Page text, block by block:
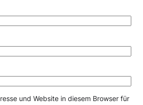
und Website in diesem Browser für